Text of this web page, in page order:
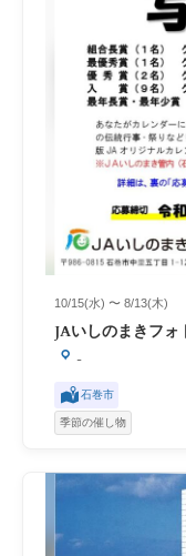
10/15(水) 〜 8/13(木)
JAいしのまきフォ
-
石巻市
季節の催し物